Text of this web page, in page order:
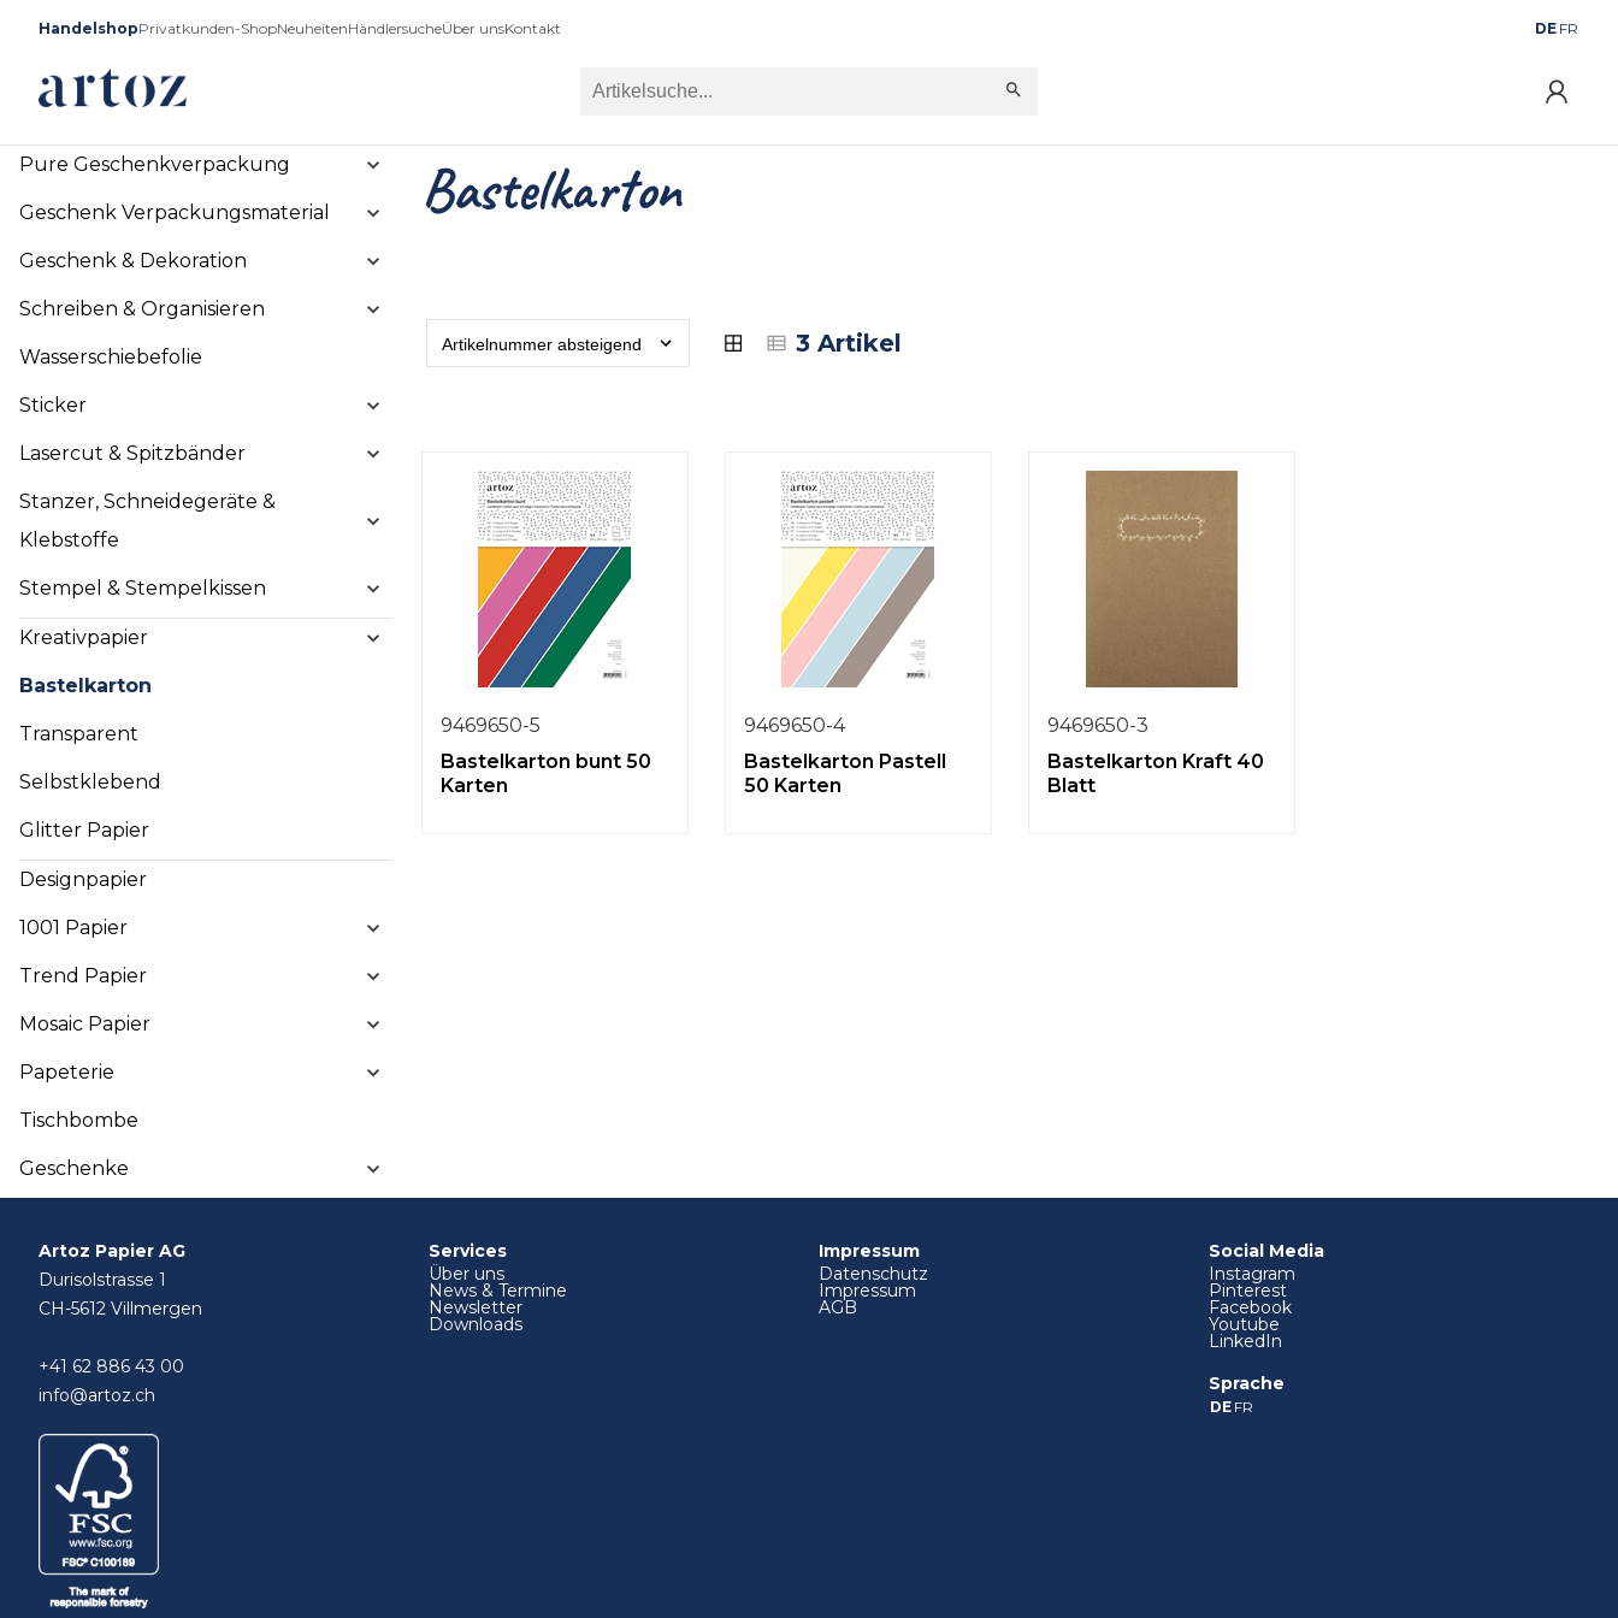
HandelshopPrivatkunden-ShopNeuheitenHändlersucheÜber unsKontakt DE FR
Pure Geschenkverpackung
Geschenk Verpackungsmaterial
Geschenk & Dekoration
Schreiben & Organisieren
Wasserschiebefolie
Sticker
Lasercut & Spitzbänder
Stanzer, Schneidegeräte &
Klebstoffe
Stempel & Stempelkissen
Kreativpapier
Bastelkarton
Transparent
Selbstklebend
Glitter Papier
Designpapier
1001 Papier
Trend Papier
Mosaic Papier
Papeterie
Tischbombe
Geschenke
Bastelkarton
3 Artikel
9469650-5
Bastelkarton bunt 50
Karten
9469650-4
Bastelkarton Pastell
50 Karten
9469650-3
Bastelkarton Kraft 40
Blatt
Artoz Papier AG
Durisolstrasse 1
CH-5612 Villmergen
+41 62 886 43 00
info@artoz.ch
Services
Über uns
News & Termine
Newsletter
Downloads
Impressum
Datenschutz
Impressum
AGB
Social Media
Instagram
Pinterest
Facebook
Youtube
LinkedIn
Sprache
DE FR